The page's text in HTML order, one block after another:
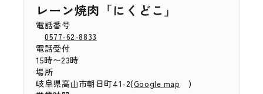
レーン焼肉「にくどこ」
電話番号
0577-62-8833
電話受付
15時〜23時
場所
岐阜県高山市朝日町41-2(Google map
)